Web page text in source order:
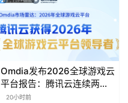
Omdia发布2026全球游戏云
平台报告：腾讯云连续两年
入选“领导者”象限
20小时前